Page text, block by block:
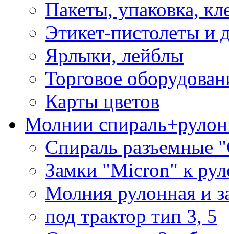
Пакеты, упаковка,
Этикет-пистолеты и
Ярлыки, лейблы
Торговое
Карты цветов
Молнии
Спираль разъемные
Замки "Micron" к
Молния рулонная и
под трактор тип 3, 5